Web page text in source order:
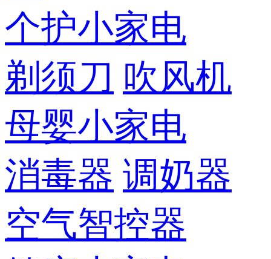
个护小家电
剃须刀 吹风机
母婴小家电
消毒器 调奶器
空气智控器